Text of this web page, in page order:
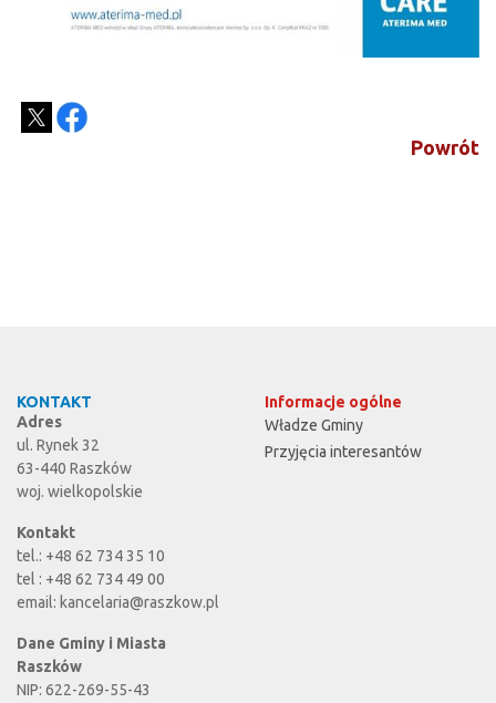
Powrót
KONTAKT
Adres
ul. Rynek 32
63-440 Raszków
woj. wielkopolskie
Kontakt
tel.: +48 62 734 35 10
tel : +48 62 734 49 00
email: kancelaria@raszkow.pl
Dane Gminy i Miasta
Raszków
NIP: 622-269-55-43
Informacje ogólne
Władze Gminy
Przyjęcia interesantów